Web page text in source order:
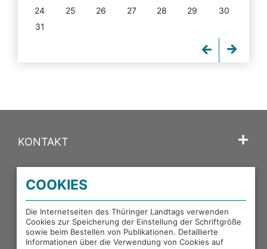
24
25 26 27 28 29
30
31
KONTAKT
PORTALE DES THÜRINGER LANDTAGS
EXTERNE LINKS
COOKIES
Die Internetseiten des Thüringer Landtags verwenden
Cookies zur Speicherung der Einstellung der Schriftgröße
sowie beim Bestellen von Publikationen. Detaillierte
Informationen über die Verwendung von Cookies auf